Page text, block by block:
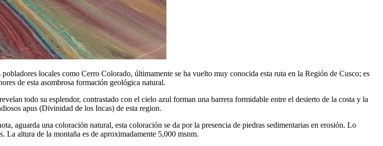
locales como Cerro Colorado, últimamente se ha vuelto muy conocida esta ruta en la Región de Cusco; es
de esta asombrosa formación geológica natural.
todo su esplendor, contrastado con el cielo azul forman una barrera formidable entre el desierto de la costa y la
apus (Divinidad de los Incas) de esta region.
aguarda una coloración natural, esta coloración se da por la presencia de piedras sedimentarias en erosión. Lo
La altura de la montaña es de aproximadamente 5,000 msnm.